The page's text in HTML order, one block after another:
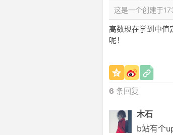
这是一个创建于
高数现在学到中值
呢！
6 条回复
木石
b站有个